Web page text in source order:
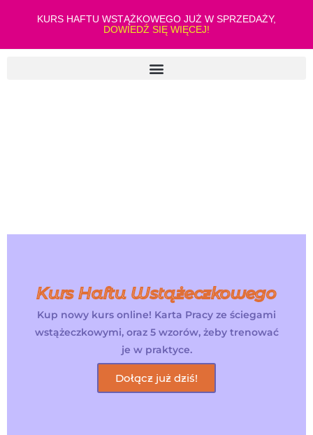
KURS HAFTU WSTĄŻKOWEGO JUŻ W SPRZEDAŻY,
DOWIEDŹ SIĘ WIĘCEJ!
Kurs Haftu Wstążeczkowego
Kup nowy kurs online! Karta Pracy ze ściegami
wstążeczkowymi, oraz 5 wzorów, żeby trenować
je w praktyce.
Dołącz już dziś!